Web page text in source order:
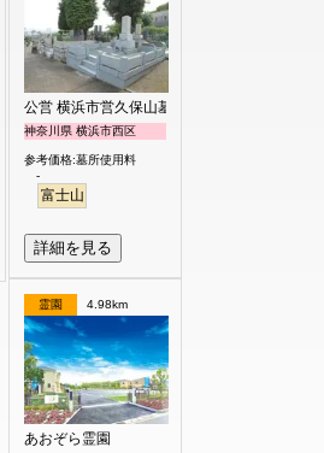
公営 横浜市営久保山墓地
神奈川県 横浜市西区
参考価格:墓所使用料
-
富士山
詳細を見る
霊園 4.98km
あおぞら霊園